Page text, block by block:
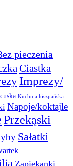
pieczenia
Ciastka
Imprezy/
Kuchnia hiszpańska
Napoje/koktajle
Przekąski
Sałatki
Zapiekanki